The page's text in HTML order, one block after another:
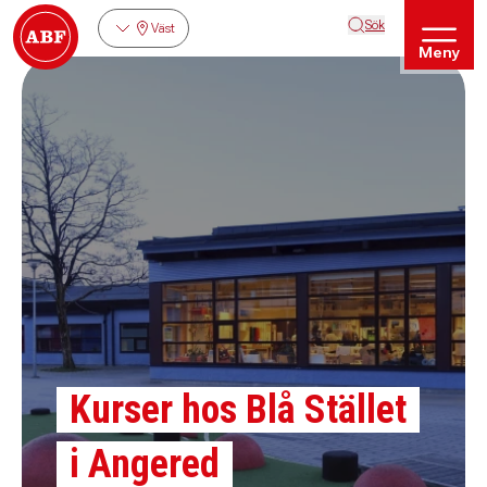
Väst Sök
Meny
Kurser hos Blå Stället
i Angered